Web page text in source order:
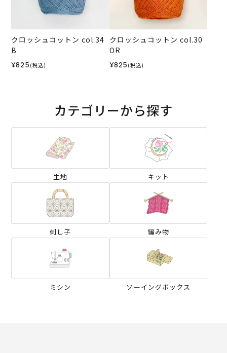
クロッシュコットン col.34
B
¥825 (税込)
クロッシュコットン col.30
OR
¥825 (税込)
カテゴリーから探す
生地 キット
刺し子 編み物
ミシン ソーイングボックス